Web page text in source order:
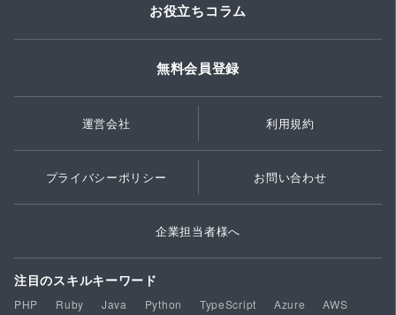
お役立ちコラム
無料会員登録
運営会社 利用規約
プライバシーポリシー お問い合わせ
企業担当者様へ
注目のスキルキーワード
PHP Ruby Java Python TypeScript Azure
AWS